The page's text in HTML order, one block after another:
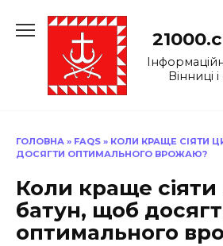
до
Вінниці
ГОЛОВНА » FAQS » КОЛИ КРАЩЕ СІЯТИ
ДОСЯГТИ ОПТИМАЛЬНОГО ВРОЖАЮ?
Коли краще
батун, щоб
оптимального